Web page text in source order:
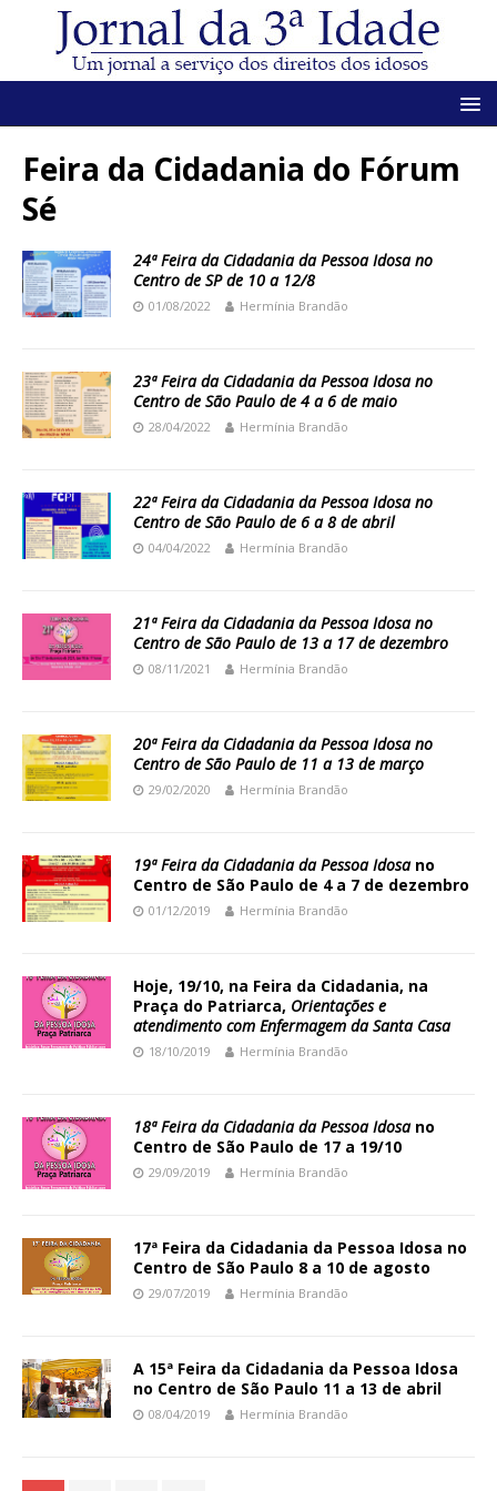
Feira da Cidadania do Fórum
Sé
24ª Feira da Cidadania da Pessoa Idosa no
Centro de SP de 10 a 12/8
01/08/2022 Hermínia Brandão
23ª Feira da Cidadania da Pessoa Idosa no
Centro de São Paulo de 4 a 6 de maio
28/04/2022 Hermínia Brandão
22ª Feira da Cidadania da Pessoa Idosa no
Centro de São Paulo de 6 a 8 de abril
04/04/2022 Hermínia Brandão
21ª Feira da Cidadania da Pessoa Idosa no
Centro de São Paulo de 13 a 17 de dezembro
08/11/2021 Hermínia Brandão
20ª Feira da Cidadania da Pessoa Idosa no
Centro de São Paulo de 11 a 13 de março
29/02/2020 Hermínia Brandão
19ª Feira da Cidadania da Pessoa Idosano
Centro de São Paulo de 4 a 7 de dezembro
01/12/2019 Hermínia Brandão
Hoje, 19/10, na Feira da Cidadania, na
Praça do Patriarca, Orientações e
atendimento com Enfermagem da Santa Casa
18/10/2019 Hermínia Brandão
18ª Feira da Cidadania da Pessoa Idosano
Centro de São Paulo de 17 a 19/10
29/09/2019 Hermínia Brandão
17ª Feira da Cidadania da Pessoa Idosa no
Centro de São Paulo 8 a 10 de agosto
29/07/2019 Hermínia Brandão
A 15ª Feira da Cidadania da Pessoa Idosa
no Centro de São Paulo 11 a 13 de abril
08/04/2019 Hermínia Brandão